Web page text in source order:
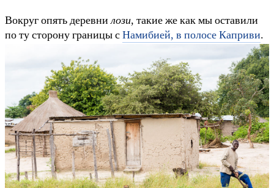
Вокруг опять деревнилози, такие же как мы оставили
по ту сторону границы сНамибией, в полосе Каприви.